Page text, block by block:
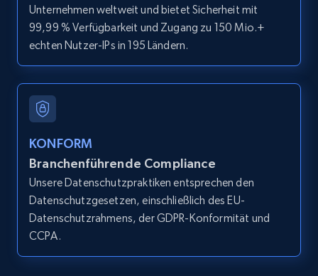
LinkedIn posts
LinkedIn posts - Discover user's articles by
URL
URL, ID, User id, Use url, Title, Headline, Post
text, Date posted, and more.
Unternehmen weltweit und bietet Sicherheit mit
99,99 % Verfügbarkeit und Zugang zu 150 Mio.+
echten Nutzer-IPs in 195 Ländern.
KONFORM
Branchenführende Compliance
Unsere Datenschutzpraktiken entsprechen den
Datenschutzgesetzen, einschließlich des EU-
Datenschutzrahmens, der GDPR-Konformität und
CCPA.